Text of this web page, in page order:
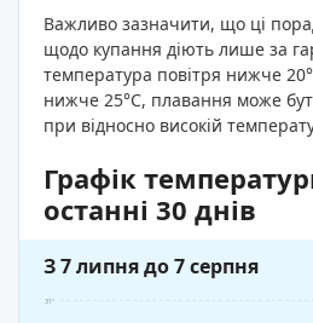
Важливо зазначити, що ці
щодо купання діють лише за
температура повітря нижче
нижче 25°C, плавання може
при відносно високій
Графік
останні 30 днів
З 7 липня до 7 серпня
31°